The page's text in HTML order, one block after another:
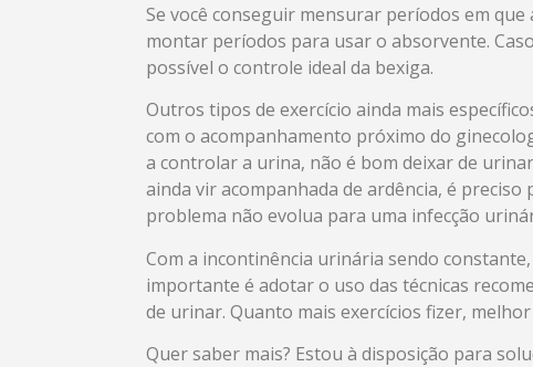
Se você conseguir mensurar períodos em
montar períodos para usar o absorvente.
possível o controle ideal da bexiga.
Outros tipos de exercício ainda mais
com o acompanhamento próximo do
a controlar a urina, não é bom deixar de
ainda vir acompanhada de ardência, é
problema não evolua para uma infecção
Com a incontinência urinária sendo
importante é adotar o uso das técnicas
de urinar. Quanto mais exercícios fizer,
Quer saber mais? Estou à disposição para